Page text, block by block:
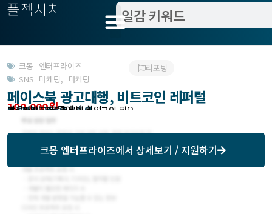
플젝서치
크몽 엔터프라이즈
SNS 마케팅, 마케팅
리포팅
페이스북 광고대행, 비트코인 레퍼럴
100,000원
작업방식 : 외주
모집기한 : 크몽에서 확인
예상기간 : 7일
프로젝트조회 : 크몽에서 로그인 필요
받은제안 : 크몽에서 확인
크몽 엔터프라이즈에서 상세보기 / 지원하기